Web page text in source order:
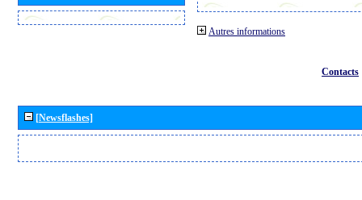
Autres informations
Contacts
[Newsflashes]